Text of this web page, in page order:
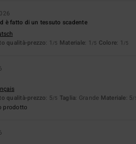
è fatto di un tessuto scadente
qualità-prezzo: 1 /5 Materiale: 1 /5 Colore: 1 /5
qualità-prezzo: 5/5 Taglia: Grande Materiale: 5/
prodotto